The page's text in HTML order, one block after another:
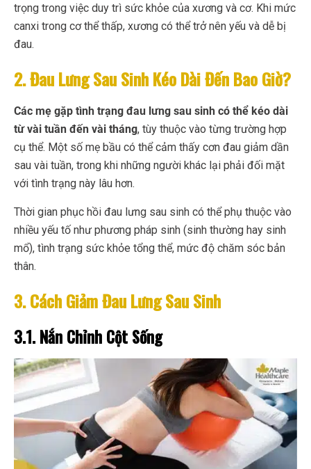
trọng trong việc duy trì sức khỏe của xương và cơ. Khi mức
canxi trong cơ thể thấp, xương có thể trở nên yếu và dễ bị
đau.
2. Đau Lưng Sau Sinh Kéo Dài Đến Bao Giờ?
Các mẹ gặp tình trạng đau lưng sau sinh có thể kéo dài
từ vài tuần đến vài tháng, tùy thuộc vào từng trường hợp
cụ thể. Một số mẹ bầu có thể cảm thấy cơn đau giảm dần
sau vài tuần, trong khi những người khác lại phải đối mặt
với tình trạng này lâu hơn.
Thời gian phục hồi đau lưng sau sinh có thể phụ thuộc vào
nhiều yếu tố như phương pháp sinh (sinh thường hay sinh
mổ), tình trạng sức khỏe tổng thể, mức độ chăm sóc bản
thân.
3. Cách Giảm Đau Lưng Sau Sinh
3.1. Nắn Chỉnh Cột Sống